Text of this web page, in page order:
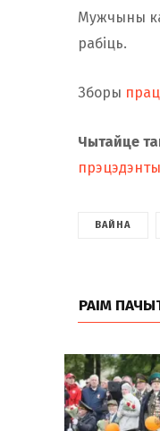
Мужчыны
рабіць.
Зборы
Чытайце
прэцэдэнты
ВАЙНА
РАІМ